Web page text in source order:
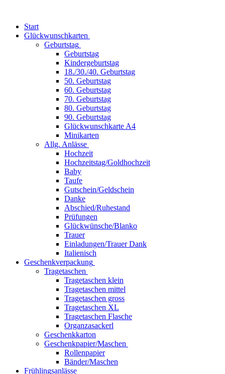
Start
Glückwunschkarten
Geburtstag
Geburtstag
Kindergeburtstag
18./30./40. Geburtstag
50. Geburtstag
60. Geburtstag
70. Geburtstag
80. Geburtstag
90. Geburtstag
Glückwunschkarte A4
Minikarten
Allg. Anlässe
Hochzeit
Hochzeitstag/Goldhochzeit
Baby
Taufe
Gutschein/Geldschein
Danke
Abschied/Ruhestand
Prüfungen
Glückwünsche/Blanko
Trauer
Einladungen/Trauer Dank
Italienisch
Geschenkverpackung
Tragetaschen
Tragetaschen klein
Tragetaschen mittel
Tragetaschen gross
Tragetaschen XL
Tragetaschen Flasche
Organzasackerl
Geschenkkarton
Geschenkpapier/Maschen
Rollenpapier
Bänder/Maschen
Frühlingsanlässe